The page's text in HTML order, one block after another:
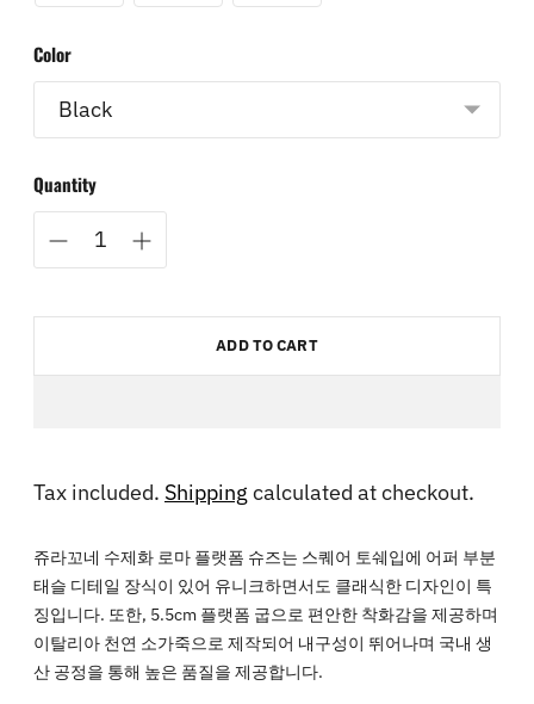
Color
Quantity
ADD TO CART
Tax included. Shipping calculated at checkout.
쥬라꼬네 수제화 로마 플랫폼 슈즈는 스퀘어 토쉐입에 어퍼 부분
태슬 디테일 장식이 있어 유니크하면서도 클래식한 디자인이 특
징입니다. 또한, 5.5cm 플랫폼 굽으로 편안한 착화감을 제공하며
이탈리아 천연 소가죽으로 제작되어 내구성이 뛰어나며 국내 생
산 공정을 통해 높은 품질을 제공합니다.